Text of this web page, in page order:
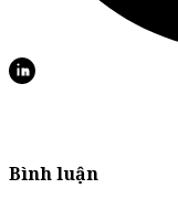
Bình luận